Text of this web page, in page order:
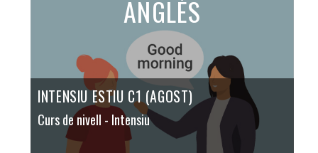
ANGLÈS
INTENSIU ESTIU C1 (AGOST)
Curs de nivell - Intensiu